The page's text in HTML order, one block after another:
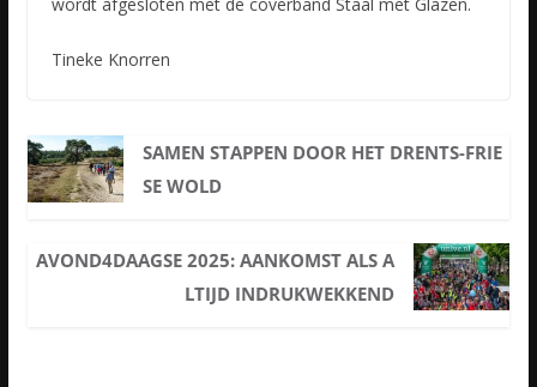
wordt afgesloten met de coverband Staal met Glazen.
Tineke Knorren
SAMEN STAPPEN DOOR HET DRENTS-FRIE
SE WOLD
AVOND4DAAGSE 2025: AANKOMST ALS A
LTIJD INDRUKWEKKEND